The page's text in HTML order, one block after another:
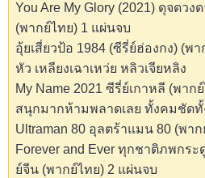
You Are My Glory (2021) ดุจดวง
(พากย์ไทย) 1 แผ่นจบ
อุ้ยเสี่ยวป้อ 1984 (ซีรี่ย์ฮ่องกง) (พ
หัว เหลียงเฉาเหว่ย หลิวเจียหลิง
My Name 2021 ซีรี่ย์เกาหลี (พา
สนุกมากห้ามพลาดเลย ทั้งคมชัด
Ultraman 80 อุลตร้าแมน 80 (พา
Forever and Ever ทุกชาติภพกร
ย์จีน (พากย์ไทย) 2 แผ่นจบ